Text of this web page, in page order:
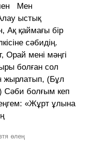
Мен
ыстық
қаймағы бір
сәбидің.
Орай мені мәңгі
болған сол
жырлатып, (Бұл
Сәби болғым кеп
«Жұрт ұлына
өлең